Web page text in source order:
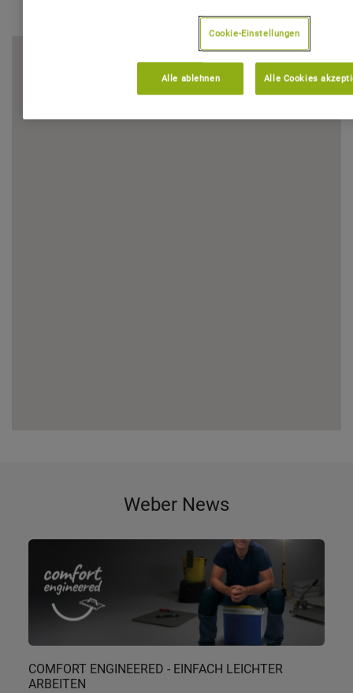
Weber News
COMFORT ENGINEERED - EINFACH LEICHTER
ARBEITEN
Cookie-Einstellungen
Alle ablehnen Alle Cookies